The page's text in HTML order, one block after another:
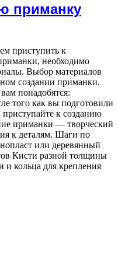
приманку
приступить к
необходимо
Выбор материалов
создании приманки.
понадобятся:
того как вы подготовили
к созданию
приманки — творческий
к деталям. Шаги по
или деревянный
Кисти разной толщины
кольца для крепления